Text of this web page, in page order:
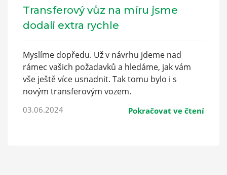
Transferový vůz na míru jsme
dodali extra rychle
Myslíme dopředu. Už v návrhu jdeme nad
rámec vašich požadavků a hledáme, jak vám
vše ještě více usnadnit. Tak tomu bylo i s
novým transferovým vozem.
03.06.2024 Pokračovat ve čtení